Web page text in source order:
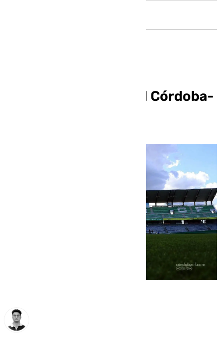
Horario y dónde ver el Córdoba-